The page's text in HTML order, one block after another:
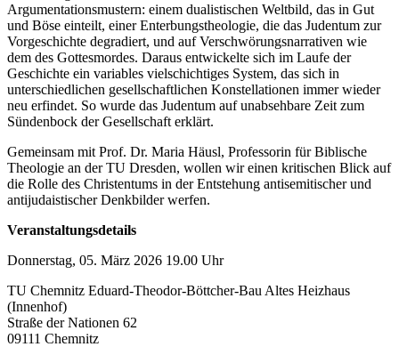
Argumentationsmustern: einem dualistischen Weltbild, das in Gut
und Böse einteilt, einer Enterbungstheologie, die das Judentum zur
Vorgeschichte degradiert, und auf Verschwörungsnarrativen wie
dem des Gottesmordes. Daraus entwickelte sich im Laufe der
Geschichte ein variables vielschichtiges System, das sich in
unterschiedlichen gesellschaftlichen Konstellationen immer wieder
neu erfindet. So wurde das Judentum auf unabsehbare Zeit zum
Sündenbock der Gesellschaft erklärt.
Gemeinsam mit Prof. Dr. Maria Häusl, Professorin für Biblische
Theologie an der TU Dresden, wollen wir einen kritischen Blick auf
die Rolle des Christentums in der Entstehung antisemitischer und
antijudaistischer Denkbilder werfen.
Veranstaltungsdetails
Donnerstag, 05. März 2026 19.00 Uhr
TU Chemnitz Eduard-Theodor-Böttcher-Bau Altes Heizhaus
(Innenhof)
Straße der Nationen 62
09111 Chemnitz